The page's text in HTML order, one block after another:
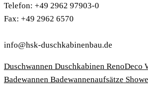
Telefon: +49 2962 97903-0
Fax: +49 2962 6570
info@hsk-duschkabinenbau.de
Duschwannen Duschkabinen RenoDeco
Badewannen Badewannenaufsätze